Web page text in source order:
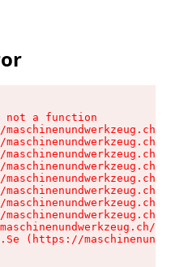
not a function
maschinenundwerkzeug.ch/
maschinenundwerkzeug.ch/
maschinenundwerkzeug.ch/
maschinenundwerkzeug.ch/
maschinenundwerkzeug.ch/
maschinenundwerkzeug.ch/
maschinenundwerkzeug.ch/
maschinenundwerkzeug.ch/
(https://